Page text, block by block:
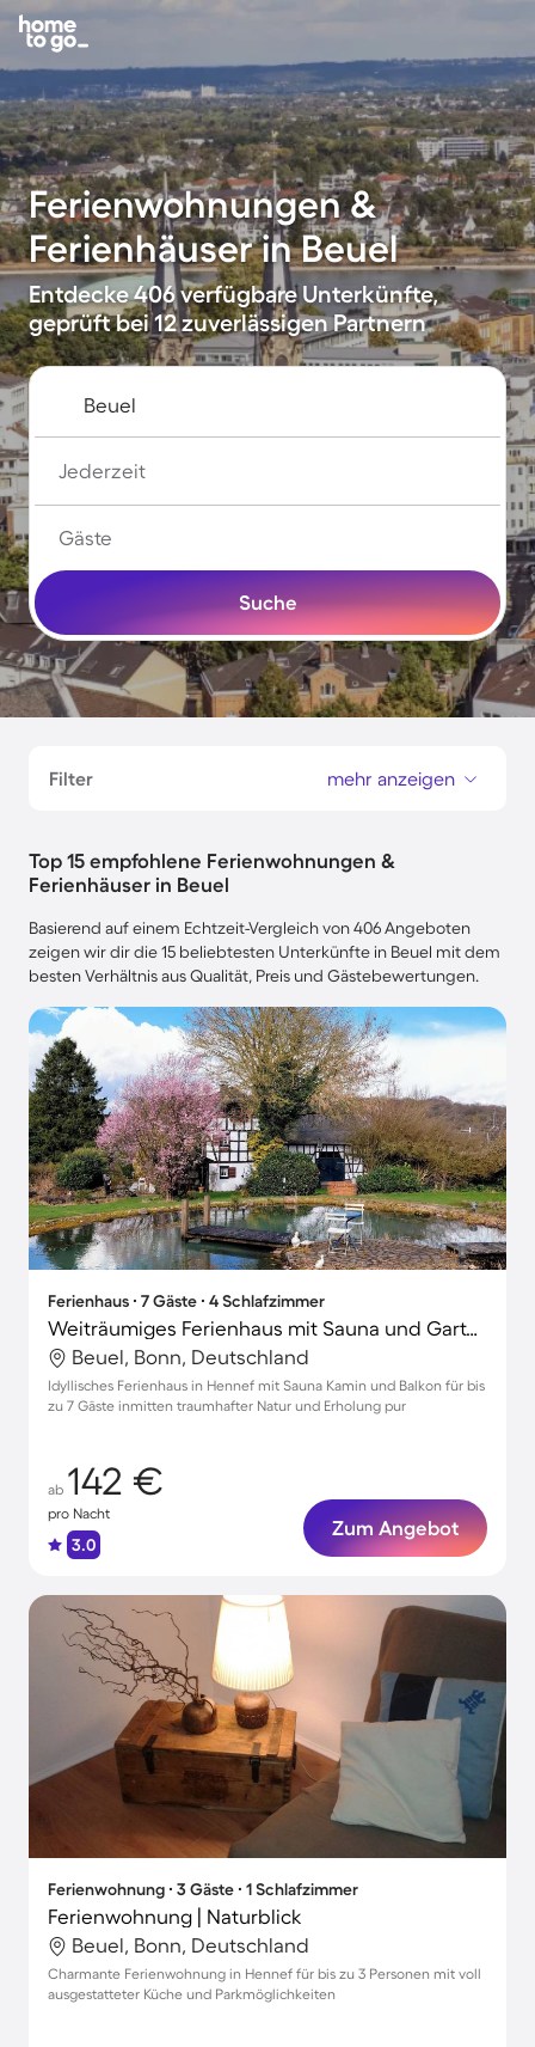
Ferienwohnungen &
Ferienhäuser in Beuel
Entdecke 406 verfügbare Unterkünfte,
geprüft bei 12 zuverlässigen Partnern
Jederzeit
Gäste
Suche
Filter mehr anzeigen
Top 15 empfohlene Ferienwohnungen &
Ferienhäuser in Beuel
Basierend auf einem Echtzeit-Vergleich von 406 Angeboten
zeigen wir dir die 15 beliebtesten Unterkünfte in Beuel mit dem
besten Verhältnis aus Qualität, Preis und Gästebewertungen.
Ferienhaus ∙ 7 Gäste ∙ 4 Schlafzimmer
Weiträumiges Ferienhaus mit Sauna und Garten
Beuel, Bonn, Deutschland
Idyllisches Ferienhaus in Hennef mit Sauna Kamin und Balkon für bis
zu 7 Gäste inmitten traumhafter Natur und Erholung pur
ab 142 €
pro Nacht
3.0
Zum Angebot
Ferienwohnung ∙ 3 Gäste ∙ 1 Schlafzimmer
Ferienwohnung | Naturblick
Beuel, Bonn, Deutschland
Charmante Ferienwohnung in Hennef für bis zu 3 Personen mit voll
ausgestatteter Küche und Parkmöglichkeiten